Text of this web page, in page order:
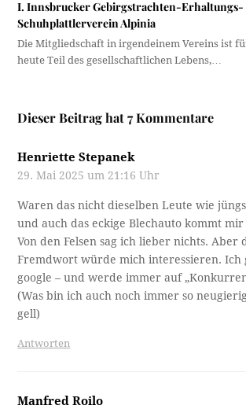
I. Innsbrucker Gebirgstrachten-Erhaltungs-
Schuhplattlerverein Alpinia
Die Mitgliedschaft in irgendeinem Vereins ist
heute Teil des gesellschaftlichen Lebens,…
Dieser Beitrag hat 7 Kommentare
Henriette Stepanek
29. Mai 2025 um 21:16 Uhr
Waren das nicht dieselben Leute wie
und auch das eckige Blechauto kommt
Von den Felsen sag ich lieber nichts. Aber
Fremdwort würde mich interessieren. Ich
google – und werde immer auf
(Was bin ich auch noch immer so
gell)
Antworten
Manfred Roilo